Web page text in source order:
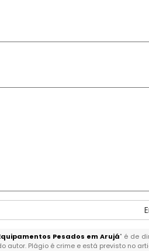
Pesados em Arujá" é de
autor. Plágio é crime e está previsto no